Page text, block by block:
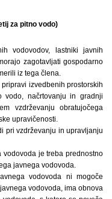
za pitno vodo)
vodovodov, lastniki javnih
zagotavljati gospodarno
iz tega člena.
izvedbenih prostorskih
vodo, načrtovanju in gradnji
vzdrževanju obratujočega
upravičenosti.
pri vzdrževanju in upravljanju
je treba prednostno
javnega vodovoda.
vodovoda ni mogoče
vodovoda, ima obnova